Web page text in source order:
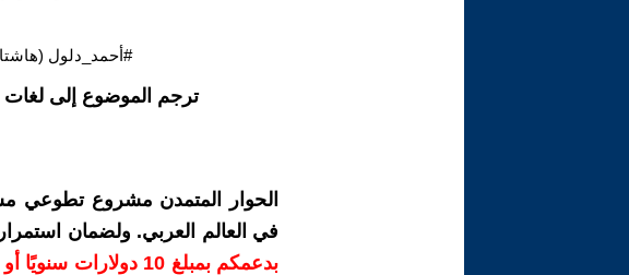
#أحمد_دلول
ترجم الموضوع إلى
الحوار المتمدن مشروع تطوعي
في العالم العربي. ولضمان
بدعمكم بمبلغ 10